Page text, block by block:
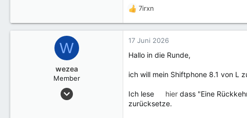
R
e
a
k
i
n
n
:
7irxn
W
wezea
Member
4 Januar 2019
17 Juni 2026
Hallo in die Runde,
ich will mein Shiftphone 8.1 von L
Ich lese hier dass "Eine
zurücksetze.